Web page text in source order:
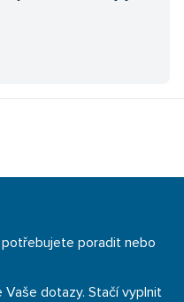
poradit nebo
Vaše dotazy. Stačí vyplnit